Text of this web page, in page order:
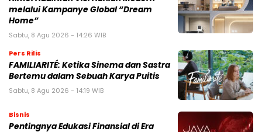
melalui Kampanye Global “Dream
Home”
Sabtu, 8 Agu 2026 - 14:26 WIB
Pers Rilis
FAMILIARITÉ: Ketika Sinema dan Sastra
Bertemu dalam Sebuah Karya Puitis
Sabtu, 8 Agu 2026 - 14:19 WIB
Bisnis
Pentingnya Edukasi Finansial di Era